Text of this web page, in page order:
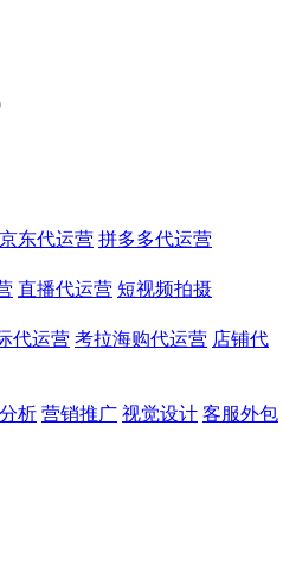
京东代运营 拼多多代运营
直播代运营 短视频拍摄
代运营 考拉海购代运营 店铺代
析 营销推广 视觉设计 客服外包